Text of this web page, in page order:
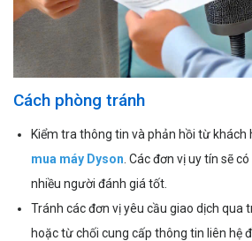
Cách phòng tránh
Kiểm tra thông tin và phản hồi từ khách
mua máy Dyson . Các đơn vị uy tín sẽ
nhiều người đánh giá tốt.
Tránh các đơn vị yêu cầu giao dịch qua
hoặc từ chối cung cấp thông tin liên hệ